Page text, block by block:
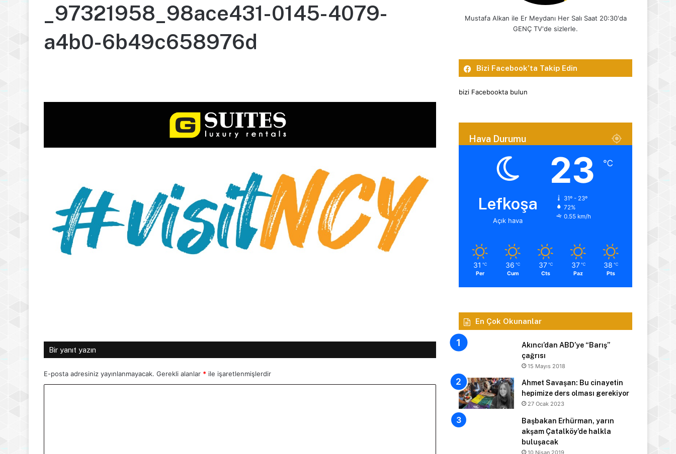
_97321958_98ace431-0145-4079-
a4b0-6b49c658976d
Bir yanıt yazın
E-posta adresiniz yayınlanmayacak. Gerekli alanlar * ile işaretlenmişlerdir
Mustafa Alkan ile Er Meydanı Her Salı Saat 20:30'da
GENÇ TV'de sizlerle.
Bizi Facebook’ta Takip Edin
bizi Facebookta bulun
Hava Durumu
Lefkoşa
Açık hava
23 ℃
31º - 23º
72%
0.55 km/h
31 ℃
Per
36 ℃
Cum
37 ℃
Cts
37 ℃
Paz
38 ℃
Pts
En Çok Okunanlar
Akıncı’dan ABD’ye “Barış”
çağrısı
15 Mayıs 2018
Ahmet Savaşan: Bu cinayetin
hepimize ders olması gerekiyor
27 Ocak 2023
Başbakan Erhürman, yarın
akşam Çatalköy’de halkla
buluşacak